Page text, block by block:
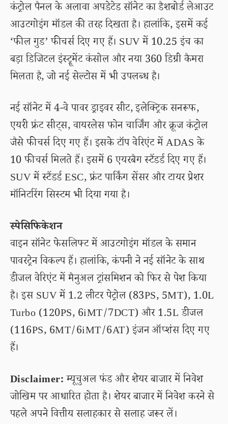
कंट्रोल पैनल के अलावा अपडेटेड सॉनेट का डैशबोर्ड लेआउट
आउटगोइंग मॉडल की तरह दिखता है। हालांकि, इसमें कई
‘फील गुड’ फीचर्स दिए गए हैं। SUV में 10.25 इंच का
बड़ा डिजिटल इंस्ट्रूमेंट कंसोल और नया 360 डिग्री कैमरा
मिलता है, जो नई सेल्टोस में भी उपलब्ध है।
नई सॉनेट में 4-वे पावर ड्राइवर सीट, इलेक्ट्रिक सनरूफ,
एयरी फ्रंट सीट्स, वायरलेस फोन चार्जिंग और क्रूज कंट्रोल
जैसे फीचर्स दिए गए हैं। इसके टॉप वेरिएंट में ADAS के
10 फीचर्स मिलते हैं। इसमें 6 एयरबैग स्टैंडर्ड दिए गए हैं।
SUV में स्टैंडर्ड ESC, फ्रंट पार्किंग सेंसर और टायर प्रेशर
मॉनिटरिंग सिस्टम भी दिया गया है।
स्पेसिफिकेशन
वाइन सॉनेट फेसलिफ्ट में आउटगोइंग मॉडल के समान
पावरट्रेन विकल्प हैं। हालांकि, कंपनी ने नई सॉनेट के साथ
डीजल वेरिएंट में मैनुअल ट्रांसमिशन को फिर से पेश किया
है। इस SUV में 1.2 लीटर पेट्रोल (83PS, 5MT), 1.0L
Turbo (120PS, 6iMT/7DCT) और 1.5L डीजल
(116PS, 6MT/6iMT/6AT) इंजन ऑप्शंस दिए गए
हैं।
Disclaimer:म्यूचुअल फंड और शेयर बाजार में निवेश
जोखिम पर आधारित होता है। शेयर बाजार में निवेश करने से
पहले अपने वित्तीय सलाहकार से सलाह जरूर लें।